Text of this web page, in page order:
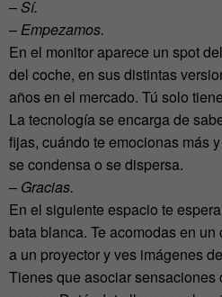
–Sí.
–Empezamos.
En el monitor aparece un spot
del coche, en sus distintas
años en el mercado. Tú solo
La tecnología se encarga de
fijas, cuándo te emocionas más
se condensa o se dispersa.
– Gracias.
En el siguiente espacio te
bata blanca. Te acomodas en
a un proyector y ves imágenes
Tienes que asociar sensaciones